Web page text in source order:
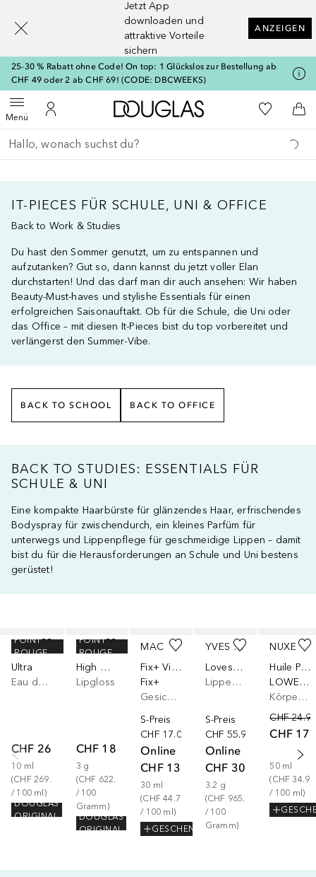
Jetzt App
downloaden und
attraktive Vorteile
sichern
ANZEIGEN
25-30 % Rabatt ohne Code! On top: 1 Glückslos zur Bestellung ab
CHF 49 oder 2 ab CHF 69! (CODE: DBCWEEKS)
MenüMenü öffnenZu Meinem Kundenkonto
Zur Douglas Startseite
Zu Meiner
Gehe zurück
Suche ausführen
IT-PIECES FÜR SCHULE, UNI & OFFICE
Back to Work & Studies
Du hast den Sommer genutzt, um zu entspannen und
aufzutanken? Gut so, dann kannst du jetzt voller Elan
durchstarten! Und das darf man dir auch ansehen: Wir haben
Beauty-Must-haves und stylishe Essentials für einen
erfolgreichen Saisonauftakt. Ob für die Schule, die Uni oder
das Office – mit diesen It-Pieces bist du top vorbereitet und
verlängerst den Summer-Vibe.
BACK TO SCHOOL BACK TO OFFICE
BACK TO STUDIES: ESSENTIALS FÜR
SCHULE & UNI
Eine kompakte Haarbürste für glänzendes Haar, erfrischendes
Bodyspray für zwischendurch, ein kleines Parfüm für
unterwegs und Lippenpflege für geschmeidige Lippen – damit
bist du für die Herausforderungen an Schule und Uni bestens
gerüstet!
MCM
Ultra
Eau de Parfum
CHF 26.90
10 ml
(CHF 269.00
/ 100 ml )
DOUGLAS
ORIGINAL
POINT
ROUGE
KYLIE COSMETICS
High Gloss
Lipgloss
CHF 18.67
3 g
(CHF 622.33
/ 100
Gramm)
DOUGLAS
ORIGINAL
POINT
ROUGE
MAC
Fix+ Vibes
Fix+
Gesichtsspray
S-Preis
CHF 17.00
Online
CHF 13.42
30 ml
(CHF 44.73
/ 100 ml )
GESCHENK
YVES SAINT LAURENT
Loveshine
Lippenstift
S-Preis
CHF 55.90
Online
CHF 30.90
3.2 g
(CHF 965.63
/ 100
Gramm)
NUXE
Huile Prodigieuse®
LOWER(Y62)
Körperöl
CHF
CHF
50 ml
(CHF 34.90
/ 100 ml )
[navigation.slideout.screenreader]